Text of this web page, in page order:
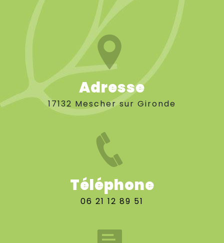
Adresse
17132 Mescher sur Gironde
Téléphone
06 21 12 89 51